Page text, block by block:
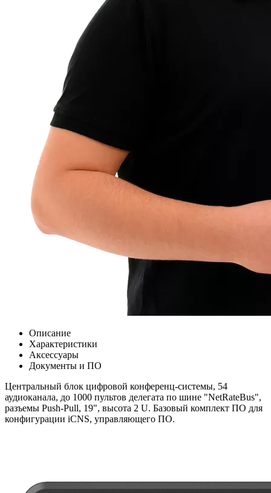
Описание
Характеристики
Аксессуары
Документы и ПО
Центральный блок цифровой конференц-системы, 54
аудиоканала, до 1000 пультов делегата по шине "NetRateBus",
разъемы Push-Pull, 19", высота 2 U. Базовый комплект ПО для
конфигурации iCNS, управляющего ПО.